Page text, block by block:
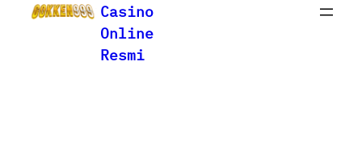
Casino
Online
Resmi